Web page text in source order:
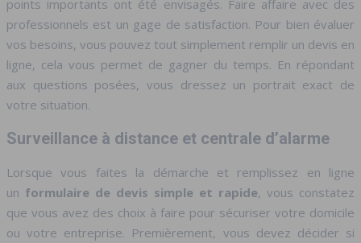
points importants ont été envisagés. Faire affaire avec des
professionnels est un gage de satisfaction. Pour bien évaluer
vos besoins, vous pouvez tout simplement remplir un devis en
ligne, cela vous permet de gagner du temps. En répondant
aux questions posées, vous dressez un portrait exact de
votre situation.
Surveillance à distance et centrale d’alarme
Lorsque vous faites la démarche et remplissez en ligne
un formulaire de devis simple et rapide, vous constatez
que vous avez des choix à faire pour sécuriser votre domicile
ou votre entreprise. Premièrement, vous devez décider si